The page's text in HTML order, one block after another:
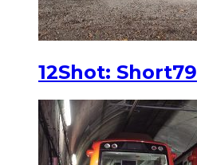
12Shot: Short79